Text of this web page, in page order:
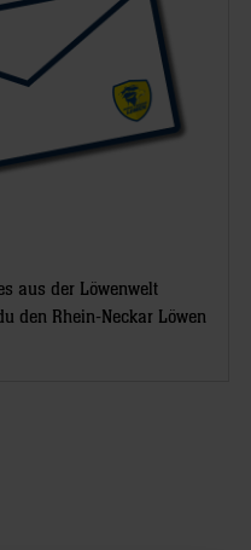
aus der Löwenwelt
den Rhein-Neckar Löwen